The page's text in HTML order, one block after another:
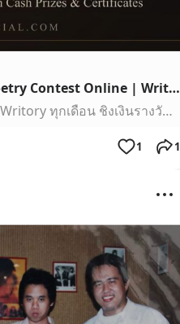
ประกวดบทกวีภาษาไทย 2026, Thai Poetry Contest Online | Writory
ส่งบทกวีภาษาไทยเข้าประกวดบทกวีกับ Writory ทุกเดือน ชิงเงินรางวัล รับเกียรติบัตรทุกคน พร้อมคะแนนละเอียดทุกบท Thai poetry contest เปิดรับกวีจากทั่วโลก
1 1